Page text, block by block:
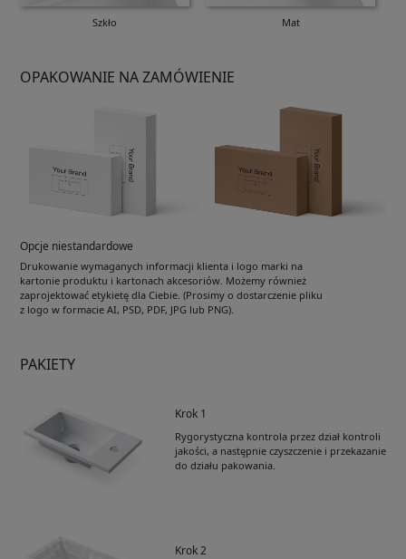
Szkło Mat
OPAKOWANIE NA ZAMÓWIENIE
Opcje niestandardowe
Drukowanie wymaganych informacji klienta i logo marki na
kartonie produktu i kartonach akcesoriów. Możemy również
zaprojektować etykietę dla Ciebie. (Prosimy o dostarczenie pliku
z logo w formacie AI, PSD, PDF, JPG lub PNG).
PAKIETY
Krok 1
Rygorystyczna kontrola przez dział kontroli
jakości, a następnie czyszczenie i przekazanie
do działu pakowania.
Krok 2